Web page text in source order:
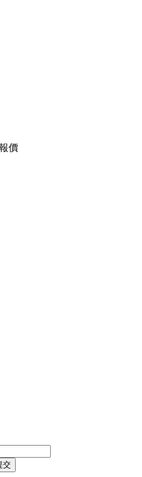
價
交